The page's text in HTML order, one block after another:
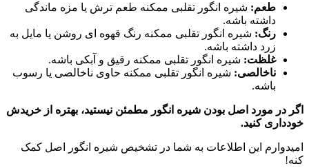
طعم: شیره انگور تقلبی ممکنه طعم ترش یا مزه ماندگی
داشته باشه.
رنگ: شیره انگور تقلبی ممکنه رنگ قهوه ای روشن یا مایل به
زرد داشته باشه.
غلظت: شیره انگور تقلبی ممکنه رقیق و آبکی باشه.
ناخالصی: شیره انگور تقلبی ممکنه حاوی ناخالصی یا رسوب
باشه.
اگر در مورد اصل بودن شیره انگور مطمئن نیستید، بهتره از خریدش
خودداری کنید.
امیدوارم این اطلاعات به شما در تشخیص شیره انگور اصل کمک
کنه!